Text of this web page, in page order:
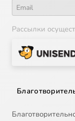
Рассылки